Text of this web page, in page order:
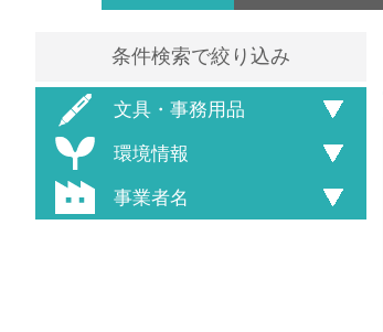
条件検索で絞り込み
文具・事務用品
環境情報
事業者名